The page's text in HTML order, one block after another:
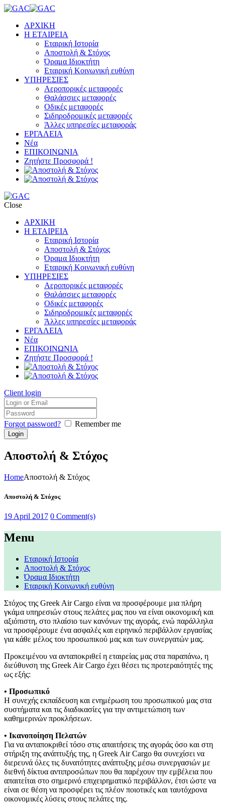
ΑΡΧΙΚΗ
Η ΕΤΑΙΡΕΙΑ
Εταιρική Ιστορία
Αποστολή & Στόχος
Όραμα Ιδιοκτήτη
Εταιρική Κοινωνική ευθύνη
ΥΠΗΡΕΣΙΕΣ
Αεροπορικές μεταφορές
Θαλάσσιες μεταφορές
Οδικές μεταφορές
Σιδηροδρομικές μεταφορές
Άλλες υπηρεσίες μεταφοράς
ΕΡΓΑΛΕΙΑ
Νέα
ΕΠΙΚΟΙΝΩΝΙΑ
Ζητήστε Προσφορά !
Close
ΑΡΧΙΚΗ
Η ΕΤΑΙΡΕΙΑ
Εταιρική Ιστορία
Αποστολή & Στόχος
Όραμα Ιδιοκτήτη
Εταιρική Κοινωνική ευθύνη
ΥΠΗΡΕΣΙΕΣ
Αεροπορικές μεταφορές
Θαλάσσιες μεταφορές
Οδικές μεταφορές
Σιδηροδρομικές μεταφορές
Άλλες υπηρεσίες μεταφοράς
ΕΡΓΑΛΕΙΑ
Νέα
ΕΠΙΚΟΙΝΩΝΙΑ
Ζητήστε Προσφορά !
Client login
Forgot password? Remember me
Αποστολή & Στόχος
HomeΑποστολή & Στόχος
Αποστολή & Στόχος
19 April 2017 0 Comment(s)
Menu
Εταιρική Ιστορία
Αποστολή & Στόχος
Όραμα Ιδιοκτήτη
Εταιρική Κοινωνική ευθύνη
Στόχος της Greek Air Cargo είναι να προσφέρουμε μια πλήρη
γκάμα υπηρεσιών στους πελάτες μας που να είναι οικονομική και
αξιόπιστη, στο πλαίσιο των κανόνων της αγοράς, ενώ παράλληλα
να προσφέρουμε ένα ασφαλές και ειρηνικό περιβάλλον εργασίας
για κάθε μέλος του προσωπικού μας και των συνεργατών μας.
Προκειμένου να ανταποκριθεί η εταιρείας μας στα παραπάνω, η
διεύθυνση της Greek Air Cargo έχει θέσει τις προτεραιότητές της
ως εξής:
• Προσωπικό
Η συνεχής εκπαίδευση και ενημέρωση του προσωπικού μας στα
συστήματα και τις διαδικασίες για την αντιμετώπιση των
καθημερινών προκλήσεων.
• Ικανοποίηση Πελατών
Για να ανταποκριθεί τόσο στις απαιτήσεις της αγοράς όσο και στη
στήριξη της ανάπτυξής της, η Greek Air Cargo θα συνεχίσει να
διερευνά όλες τις δυνατότητες ανάπτυξης μέσω συνεργασιών με
διεθνή δίκτυα αντιπροσώπων που θα παρέχουν την εμβέλεια που
απαιτείται στο σημερινό επιχειρηματικό περιβάλλον, έτσι ώστε να
είναι σε θέση να προσφέρει τις πλέον ποιοτικές και ταυτόχρονα
οικονομικές λύσεις στους πελάτες της.